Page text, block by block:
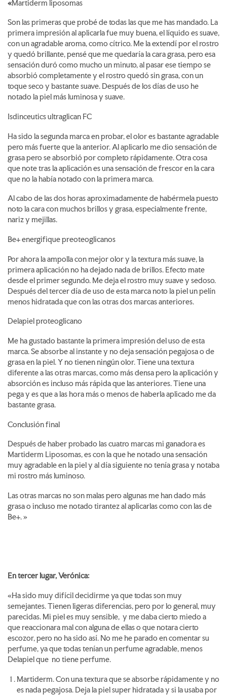
«Martiderm liposomas
Son las primeras que probé de todas las que me has mandado. La
primera impresión al aplicarla fue muy buena, el líquido es suave,
con un agradable aroma, como cítrico. Me la extendí por el rostro
y quedó brillante, pensé que me quedaría la cara grasa, pero esa
sensación duró como mucho un minuto, al pasar ese tiempo se
absorbió completamente y el rostro quedó sin grasa, con un
toque seco y bastante suave. Después de los días de uso he
notado la piel más luminosa y suave.
Isdinceutics ultraglican FC
Ha sido la segunda marca en probar, el olor es bastante agradable
pero más fuerte que la anterior. Al aplicarlo me dio sensación de
grasa pero se absorbió por completo rápidamente. Otra cosa
que note tras la aplicación es una sensación de frescor en la cara
que no la había notado con la primera marca.
Al cabo de las dos horas aproximadamente de habérmela puesto
noto la cara con muchos brillos y grasa, especialmente frente,
nariz y mejillas.
Be+ energifique preoteoglicanos
Por ahora la ampolla con mejor olor y la textura más suave, la
primera aplicación no ha dejado nada de brillos. Efecto mate
desde el primer segundo. Me deja el rostro muy suave y sedoso.
Después del tercer día de uso de esta marca noto la piel un pelín
menos hidratada que con las otras dos marcas anteriores.
Delapiel proteoglicano
Me ha gustado bastante la primera impresión del uso de esta
marca. Se absorbe al instante y no deja sensación pegajosa o de
grasa en la piel. Y no tienen ningún olor. Tiene una textura
diferente a las otras marcas, como más densa pero la aplicación y
absorción es incluso más rápida que las anteriores. Tiene una
pega y es que a las hora más o menos de haberla aplicado me da
bastante grasa.
Conclusión final
Después de haber probado las cuatro marcas mi ganadora es
Martiderm Liposomas, es con la que he notado una sensación
muy agradable en la piel y al día siguiente no tenía grasa y notaba
mi rostro más luminoso.
Las otras marcas no son malas pero algunas me han dado más
grasa o incluso me notado tirantez al aplicarlas como con las de
Be+. »
En tercer lugar, Verónica:
«Ha sido muy difícil decidirme ya que todas son muy
semejantes. Tienen ligeras diferencias, pero por lo general, muy
parecidas. Mi piel es muy sensible, y me daba cierto miedo a
que reaccionara mal con alguna de ellas o que notara cierto
escozor, pero no ha sido así. No me he parado en comentar su
perfume, ya que todas tenían un perfume agradable, menos
Delapiel que no tiene perfume.
Martiderm. Con una textura que se absorbe rápidamente y no
es nada pegajosa. Deja la piel super hidratada y si la usaba por